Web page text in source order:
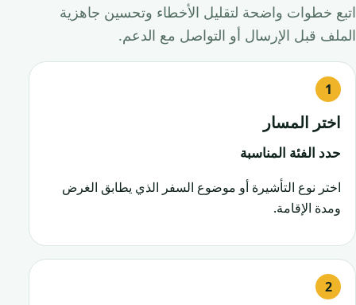
اتبع خطوات واضحة لتقليل الأخطاء وتحسين جاهزية
الملف قبل الإرسال أو التواصل مع الدعم.
اختر المسار
حدد الفئة المناسبة
اختر نوع التأشيرة أو موضوع السفر الذي يطابق الغرض
ومدة الإقامة.